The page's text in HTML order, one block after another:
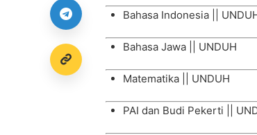
Bahasa Indonesia ||
Bahasa Jawa || UNDUH
Matematika || UNDUH
PAI dan Budi Pekerti ||